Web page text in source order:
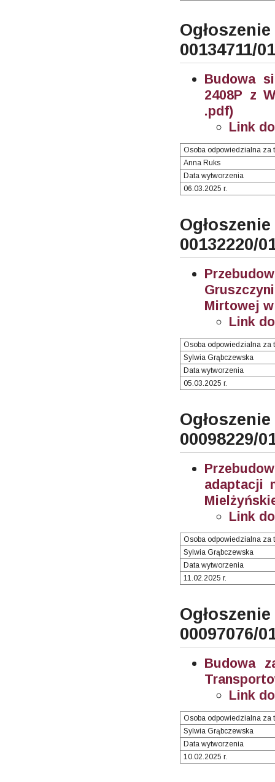
00134711/
Budowa
2408P z
.pdf)
Link
Osoba odpowiedzialna za
Anna Ruks
Data wytworzenia
06.03.2025 r.
00132220/
Mirtowej
Link
Osoba odpowiedzialna za
Sylwia Grąbczewska
Data wytworzenia
05.03.2025 r.
00098229/
adaptacji
Link
Osoba odpowiedzialna za
Sylwia Grąbczewska
Data wytworzenia
11.02.2025 r.
00097076/
Budowa
Link
Osoba odpowiedzialna za
Sylwia Grąbczewska
Data wytworzenia
10.02.2025 r.